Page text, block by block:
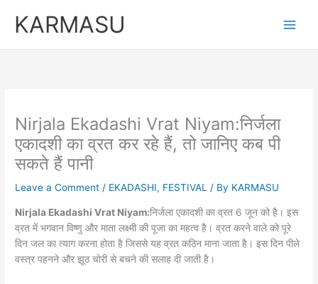
KARMASU
Nirjala Ekadashi Vrat Niyam:निर्जला
एकादशी का व्रत कर रहे हैं, तो जानिए कब पी
सकते हैं पानी
Leave a Comment / EKADASHI, FESTIVAL / By KARMASU
Nirjala Ekadashi Vrat Niyam:निर्जला एकादशी का व्रत 6 जून को है। इस
व्रत में भगवान विष्णु और माता लक्ष्मी की पूजा का महत्व है। व्रत करने वाले को पूरे
दिन जल का त्याग करना होता है जिससे यह व्रत कठिन माना जाता है। इस दिन पीले
वस्त्र पहनने और झूठ चोरी से बचने की सलाह दी जाती है।
price